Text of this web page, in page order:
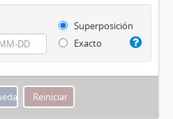
Superposición
Exacto